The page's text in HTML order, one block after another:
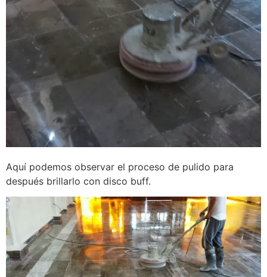
Aquí podemos observar el proceso de pulido para
después brillarlo con disco buff.